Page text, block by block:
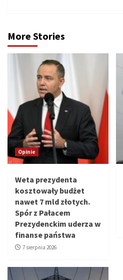
More Stories
Opinie
Weta prezydenta
kosztowały budżet
nawet 7 mld złotych.
Spór z Pałacem
Prezydenckim uderza w
finanse państwa
7 sierpnia 2026